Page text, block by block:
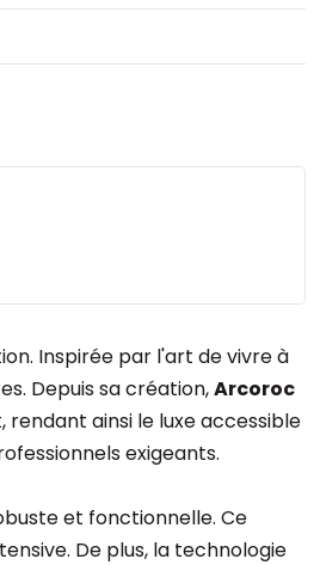
Inspirée par l'art de vivre à
Depuis sa création,Arcoroc
ainsi le luxe accessible
exigeants.
et fonctionnelle. Ce
De plus, la technologie